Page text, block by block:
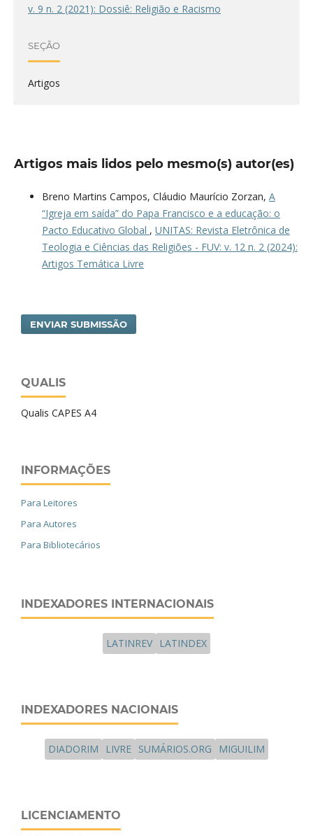
v. 9 n. 2 (2021): Dossiê: Religião e Racismo
SEÇÃO
Artigos
Artigos mais lidos pelo mesmo(s) autor(es)
Breno Martins Campos, Cláudio Maurício Zorzan, A
“Igreja em saída” do Papa Francisco e a educação: o
Pacto Educativo Global , UNITAS: Revista Eletrônica de
Teologia e Ciências das Religiões - FUV: v. 12 n. 2 (2024):
Artigos Temática Livre
ENVIAR SUBMISSÃO
QUALIS
Qualis CAPES A4
INFORMAÇÕES
Para Leitores
Para Autores
Para Bibliotecários
INDEXADORES INTERNACIONAIS
LATINREV LATINDEX
INDEXADORES NACIONAIS
DIADORIM LIVRE SUMÁRIOS.ORG MIGUILIM
LICENCIAMENTO